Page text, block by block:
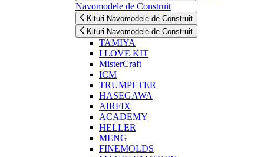
Navomodele de Construit
Kituri Navomodele de Construit
Kituri Navomodele de Construit
TAMIYA
I LOVE KIT
MisterCraft
ICM
TRUMPETER
HASEGAWA
AIRFIX
ACADEMY
HELLER
MENG
FINEMOLDS